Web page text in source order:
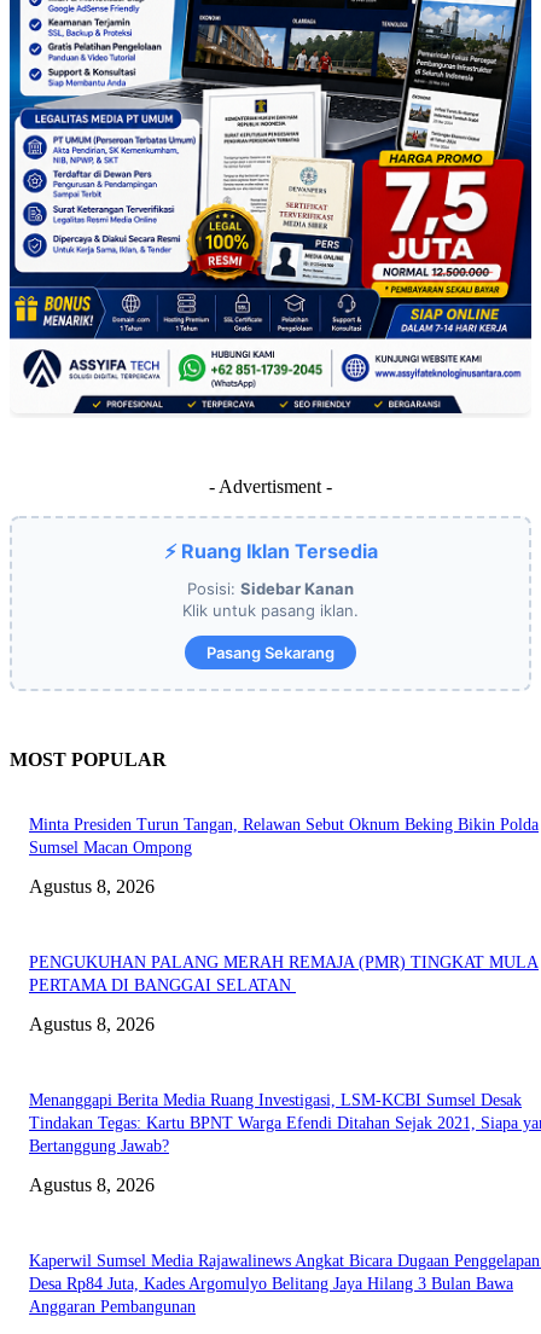
- Advertisment -
⚡ Ruang Iklan Tersedia
Posisi: Sidebar Kanan
Klik untuk pasang iklan.
Pasang Sekarang
MOST POPULAR
Minta Presiden Turun Tangan, Relawan Sebut Oknum Beking Bikin Polda
Sumsel Macan Ompong
Agustus 8, 2026
PENGUKUHAN PALANG MERAH REMAJA (PMR) TINGKAT MULA
PERTAMA DI BANGGAI SELATAN
Agustus 8, 2026
Menanggapi Berita Media Ruang Investigasi, LSM-KCBI Sumsel Desak
Tindakan Tegas: Kartu BPNT Warga Efendi Ditahan Sejak 2021, Siapa
Bertanggung Jawab?
Agustus 8, 2026
Kaperwil Sumsel Media Rajawalinews Angkat Bicara Dugaan
Desa Rp84 Juta, Kades Argomulyo Belitang Jaya Hilang 3 Bulan Bawa
Anggaran Pembangunan